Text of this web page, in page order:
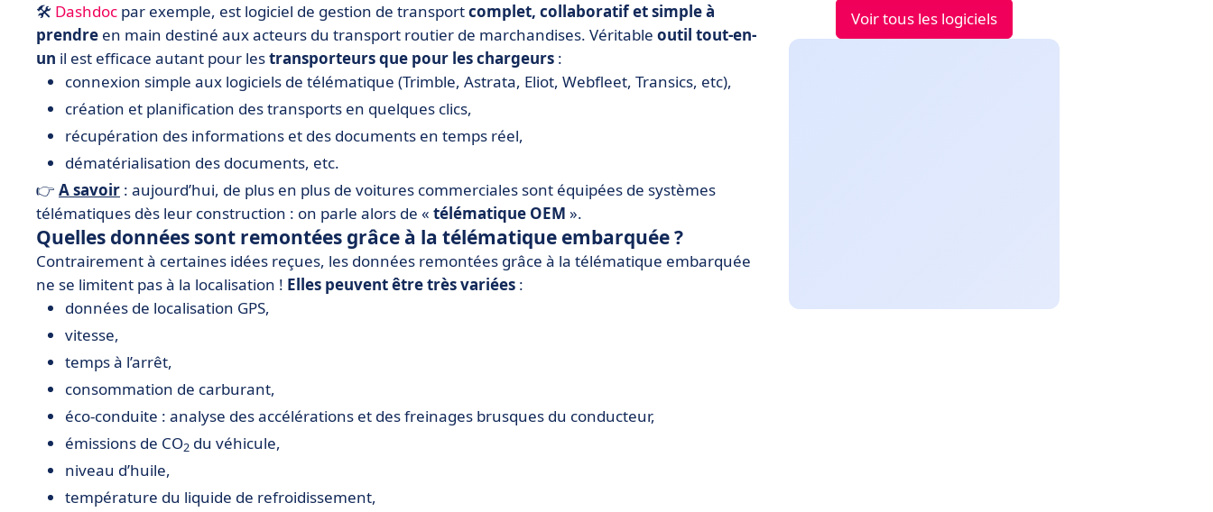
🛠 Dashdoc par exemple, est logiciel de gestion de transportcomplet, collaboratif et simple à
prendre en main destiné aux acteurs du transport routier de marchandises. Véritable outil tout-en-
un il est efficace autant pour lestransporteurs que pour les chargeurs :
connexion simple aux logiciels de télématique (Trimble, Astrata, Eliot, Webfleet, Transics, etc),
création et planification des transports en quelques clics,
récupération des informations et des documents en temps réel,
dématérialisation des documents, etc.
👉 A savoir : aujourd’hui, de plus en plus de voitures commerciales sont équipées de systèmes
télématiques dès leur construction : on parle alors de « télématique OEM ».
Quelles données sont remontées grâce à la télématique embarquée ?
Contrairement à certaines idées reçues, les données remontées grâce à la télématique embarquée
ne se limitent pas à la localisation ! Elles peuvent être très variées :
données de localisation GPS,
vitesse,
temps à l’arrêt,
consommation de carburant,
éco-conduite : analyse des accélérations et des freinages brusques du conducteur,
émissions de CO2 du véhicule,
niveau d’huile,
température du liquide de refroidissement,
Voir tous les logiciels